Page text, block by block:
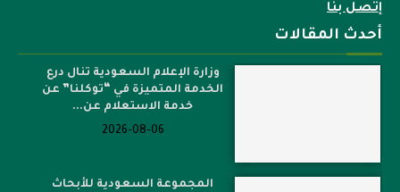
إتصل بنا
أحدث المقالات
وزارة الإعلام السعودية تنال درع
الخدمة المتميزة في “توكلنا” عن
خدمة الاستعلام عن...
2026-08-06
المجموعة السعودية للأبحاث